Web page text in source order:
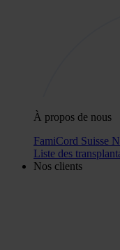
À propos de nous
FamiCord Suisse
Liste des
Nos clients